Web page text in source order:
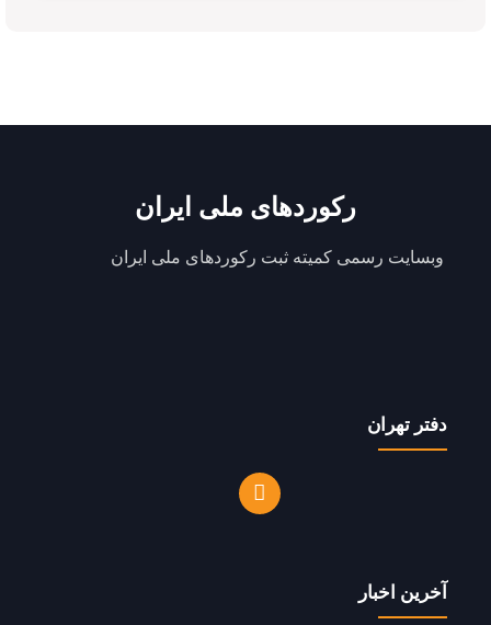
رکوردهای ملی ایران
وبسایت رسمی کمیته ثبت رکوردهای ملی ایران
دفتر تهران
آخرین اخبار